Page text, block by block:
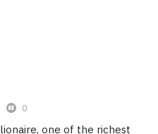
0
one of the richest